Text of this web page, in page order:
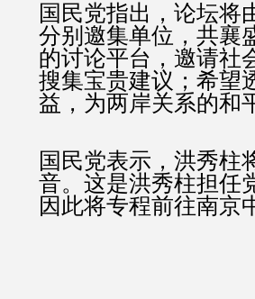
国民党指出，论坛将
分别邀集单位，共襄
的讨论平台，邀请社
搜集宝贵建议；希望
益，为两岸关系的和
国民党表示，洪秀柱
音。这是洪秀柱担任
因此将专程前往南京